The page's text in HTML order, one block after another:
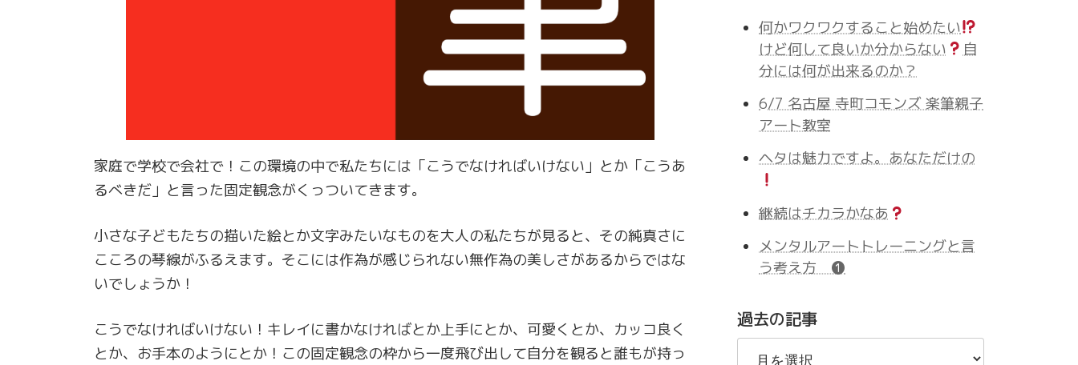
家庭で学校で会社で！この環境の中で私たちには「こうでなければいけない」とか「こうあ
るべきだ」と言った固定観念がくっついてきます。
小さな子どもたちの描いた絵とか文字みたいなものを大人の私たちが見ると、その純真さに
こころの琴線がふるえます。そこには作為が感じられない無作為の美しさがあるからではな
いでしょうか！
こうでなければいけない！キレイに書かなければとか上手にとか、可愛くとか、カッコ良く
とか、お手本のようにとか！この固定観念の枠から一度飛び出して自分を観ると誰もが持っ
何かワクワクすること始めたい
けど何して良いか分からない
自
分には何が出来るのか？
6/7 名古屋 寺町コモンズ 楽筆親子
アート教室
ヘタは魅力ですよ。あなただけの
継続はチカラかなあ
メンタルアートトレーニングと言
う考え方 ❶
過去の記事
過